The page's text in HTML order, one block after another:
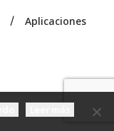
Aplicaciones